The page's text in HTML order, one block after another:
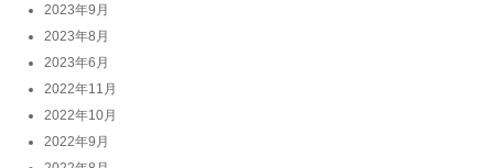
2023年9月
2023年8月
2023年6月
2022年11月
2022年10月
2022年9月